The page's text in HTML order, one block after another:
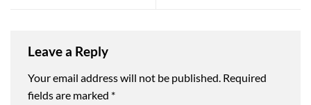
Leave a Reply
Your email address will not be published. Required
fields are marked *